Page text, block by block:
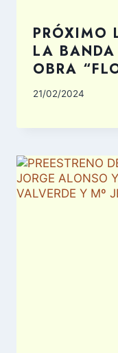
PRÓXIMO
LA
OBRA
21/02/2024